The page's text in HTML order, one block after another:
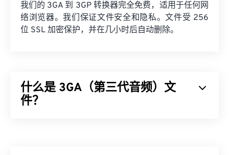
我们的 3GA 到 3GP 转换器完全免费，适用于任何网
络浏览器。我们保证文件安全和隐私。文件受 256
位 SSL 加密保护，并在几小时后自动删除。
什么是 3GA（第三代音频）文
件？